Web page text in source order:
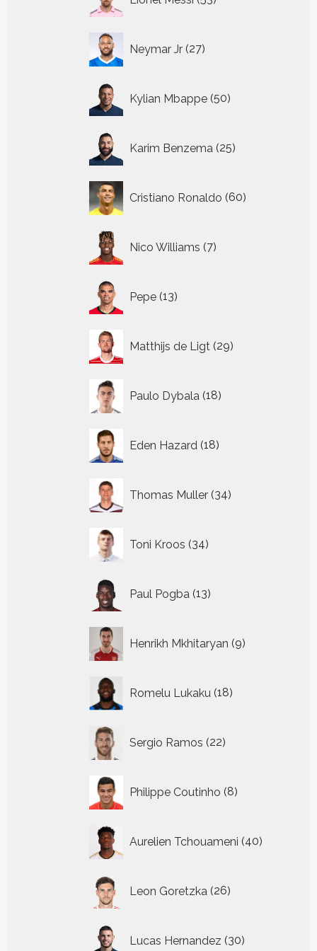
producten
Neymar Jr 27
producten
Kylian Mbappe 50
producten
Karim Benzema 25
producten
Cristiano Ronaldo 60
producten
Nico Williams 7
producten
Pepe 13
producten
Matthijs de Ligt 29
producten
Paulo Dybala 18
producten
Eden Hazard 18
producten
Thomas Muller 34
producten
Toni Kroos 34
producten
Paul Pogba 13
producten
Henrikh Mkhitaryan 9
producten
Romelu Lukaku 18
producten
Sergio Ramos 22
producten
Philippe Coutinho 8
producten
Aurelien Tchouameni 40
producten
Leon Goretzka 26
producten
Lucas Hernandez 30
producten